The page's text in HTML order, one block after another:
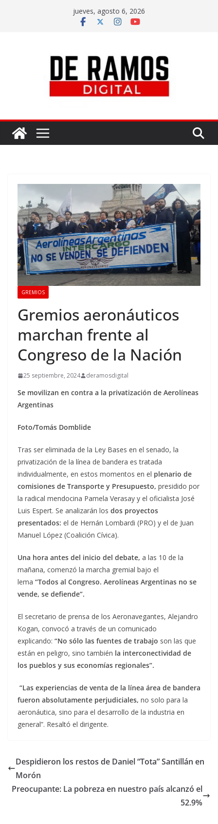
jueves, agosto 6, 2026
GREMIOS
Gremios aeronáuticos
marchan frente al
Congreso de la Nación
25 septiembre, 2024 deramosdigital
Se movilizan en contra a la privatización de Aerolíneas
Argentinas
Foto/Tomás Domblide
Tras ser eliminada de la Ley Bases en el senado, la
privatización de la línea de bandera es tratada
individualmente, en estos momentos en el plenario de
comisiones de Transporte y Presupuesto, presidido por
la radical mendocina Pamela Verasay y el oficialista José
Luis Espert. Se analizarán los dos proyectos
presentados: el de Hernán Lombardi (PRO) y el de Juan
Manuel López (Coalición Cívica).
Una hora antes del inicio del debate, a las 10 de la
mañana, comenzó la marcha gremial bajo el
lema “Todos al Congreso. Aerolíneas Argentinas no se
vende, se defiende”.
El secretario de prensa de los Aeronavegantes, Alejandro
Kogan, convocó a través de un comunicado
explicando: “No sólo las fuentes de trabajo son las que
están en peligro, sino también la interconectividad de
los pueblos y sus economías regionales”.
“Las experiencias de venta de la línea área de bandera
fueron absolutamente perjudiciales, no solo para la
aeronáutica, sino para el desarrollo de la industria en
general”. Resaltó el dirigente.
Despidieron los restos de Daniel “Tota” Santillán en
Morón
Preocupante: La pobreza en nuestro país alcanzó el
52.9%